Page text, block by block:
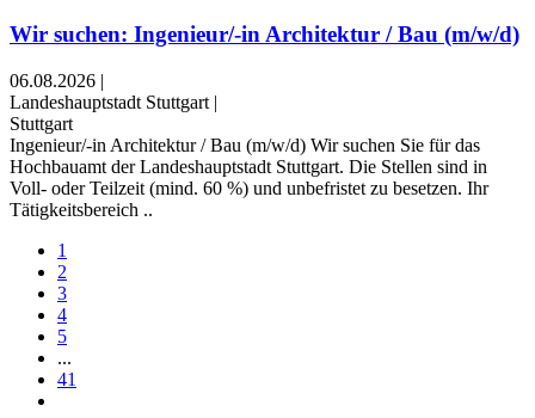
Wir suchen: Ingenieur/-in Architektur / Bau (m/w/d)
06.08.2026 |
Landeshauptstadt Stuttgart |
Stuttgart
Ingenieur/-in Architektur / Bau (m/w/d) Wir suchen Sie für das
Hochbauamt der Landeshauptstadt Stuttgart. Die Stellen sind in
Voll- oder Teilzeit (mind. 60 %) und unbefristet zu besetzen. Ihr
Tätigkeitsbereich ..
1
2
3
4
5
...
41